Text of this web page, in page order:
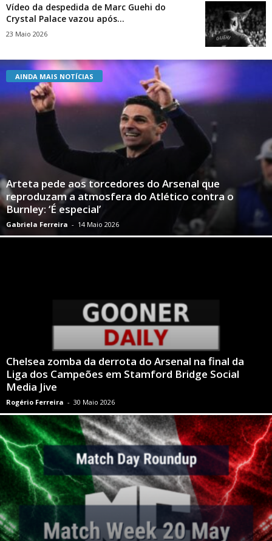
Vídeo da despedida de Marc Guehi do
Crystal Palace vazou após...
23 Maio 2026
AINDA MAIS NOTÍCIAS
Arteta pede aos torcedores do Arsenal que
reproduzam a atmosfera do Atlético contra o
Burnley: ‘É especial’
Gabriela Ferreira - 14 Maio 2026
Chelsea zomba da derrota do Arsenal na final da
Liga dos Campeões em Stamford Bridge Social
Media Jive
Rogério Ferreira - 30 Maio 2026